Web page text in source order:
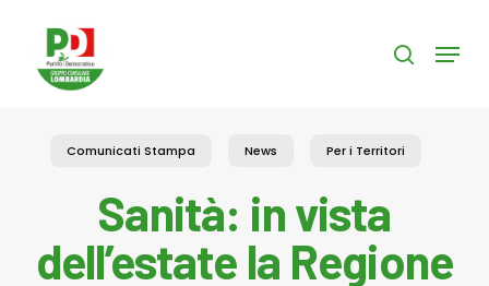
content
search
Menu
Comunicati Stampa News Per i Territori
Sanità: in vista
dell’estate la Regione